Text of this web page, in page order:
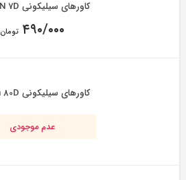
کاورهای سیلیکونی CANON 7D
۴۹۰/۰۰۰ تومان
کاورهای سیلیکونی canon 80D
عدم موجودی